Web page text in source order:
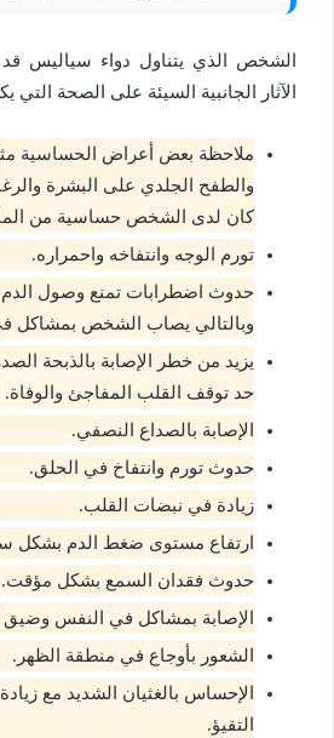
الشخص الذي يتناول دواء سياليس
الآثار الجانبية السيئة على الصحة التي
ملاحظة بعض أعراض الحساسية
والطفح الجلدي على البشرة
كان لدى الشخص حساسية من
تورم الوجه وانتفاخه واحمراره.
حدوث اضطرابات تمنع وصول الدم
وبالتالي يصاب الشخص بمشاكل
يزيد من خطر الإصابة بالذبحة
حد توقف القلب المفاجئ والوفاة.
الإصابة بالصداع النصفي.
حدوث تورم وانتفاخ في الحلق.
زيادة في نبضات القلب.
ارتفاع مستوى ضغط الدم بشكل
حدوث فقدان السمع بشكل مؤقت.
الإصابة بمشاكل في النفس وضيق
الشعور بأوجاع في منطقة الظهر.
الإحساس بالغثيان الشديد مع
التقيؤ.